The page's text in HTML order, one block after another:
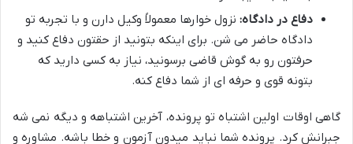
دفاع در دادگاه: نزول خوارها معمولاً وکیل دارن و با تجربه تو
دادگاه حاضر می شن. برای اینکه بتونید از حقتون دفاع کنید و
حرفتون رو به گوش قاضی برسونید، نیاز به کسی دارید که
بتونه قوی و حرفه ای از شما دفاع کنه.
گاهی اوقات اولین اشتباه تو پرونده، آخرین اشتباهه و دیگه نمی شه
جبرانش کرد. پرونده شما نباید میدون آزمون و خطا باشه. مشاوره و